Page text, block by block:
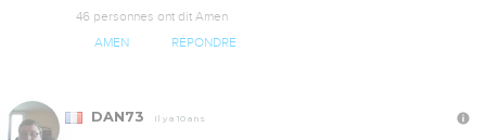
46 personnes ont dit Amen
AMEN RÉPONDRE
DAN73 Il y a 10 ans